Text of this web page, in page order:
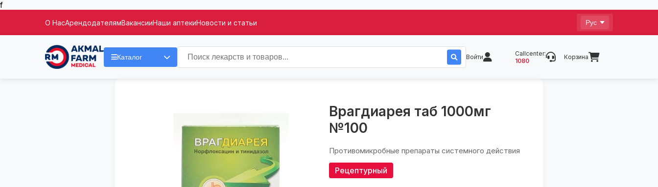
f
О НасАрендодателямВакансииНаши аптекиНовости и статьи
Каталог Войти
Callcenter:
1080
Корзина
Врагдиарея таб 1000мг
№100
Противомикробные препараты системного действия
Рецептурный